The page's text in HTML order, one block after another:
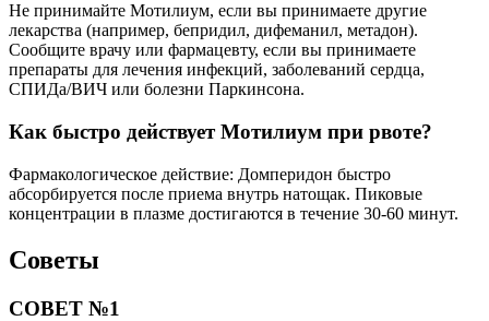
Не принимайте Мотилиум, если вы принимаете другие
лекарства (например, бепридил, дифеманил, метадон).
Сообщите врачу или фармацевту, если вы принимаете
препараты для лечения инфекций, заболеваний сердца,
СПИДа/ВИЧ или болезни Паркинсона.
Как быстро действует Мотилиум при рвоте?
Фармакологическое действие: Домперидон быстро
абсорбируется после приема внутрь натощак. Пиковые
концентрации в плазме достигаются в течение 30-60 минут.
Советы
СОВЕТ №1